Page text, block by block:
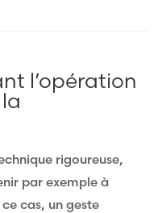
l’opération
rigoureuse,
par exemple à
cas, un geste